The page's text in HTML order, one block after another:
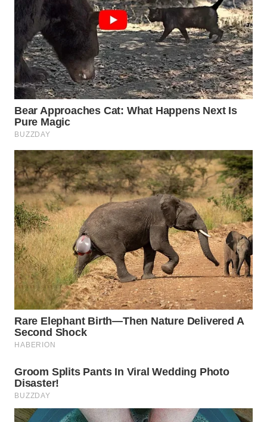
WN
INDRAMAYU
WN
KUNINGAN
WN
MAJALENGKA
WN
SUBANG
WN
SUKABUMI
WN
PURWAKARTA
WN
PRIANGAN
TIMUR
WN
WN